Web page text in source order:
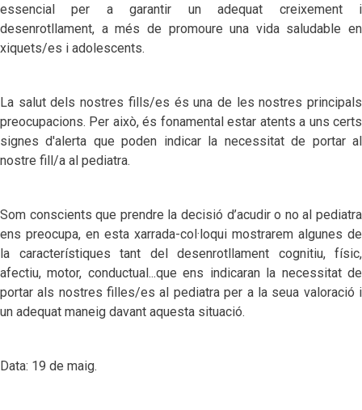
essencial per a garantir un adequat creixement i
desenrotllament, a més de promoure una vida saludable en
xiquets/es i adolescents.
La salut dels nostres fills/es és una de les nostres principals
preocupacions. Per això, és fonamental estar atents a uns certs
signes d'alerta que poden indicar la necessitat de portar al
nostre fill/a al pediatra.
Som conscients que prendre la decisió d’acudir o no al pediatra
ens preocupa, en esta xarrada-col·loqui mostrarem algunes de
la característiques tant del desenrotllament cognitiu, físic,
afectiu, motor, conductual...que ens indicaran la necessitat de
portar als nostres filles/es al pediatra per a la seua valoració i
un adequat maneig davant aquesta situació.
Data: 19 de maig.